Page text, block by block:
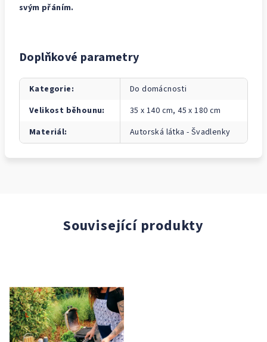
svým přáním.
Doplňkové parametry
Kategorie:
Do domácnosti
Velikost běhounu:
35 x 140 cm, 45 x 180 cm
Materiál: Autorská látka - Švadlenky
Související produkty